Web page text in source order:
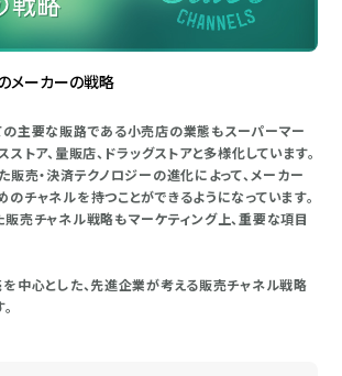
メーカーの戦略
の主要な販路である小売店の業態もスーパーマー
ストア、量販店、ドラッグストアと多様化しています。
販売・決済テクノロジーの進化によって、メーカー
チャネルを持つことができるようになっています。
売チャネル戦略もマーケティング上、重要な項目
中心とした、先進企業が考える販売チャネル戦略